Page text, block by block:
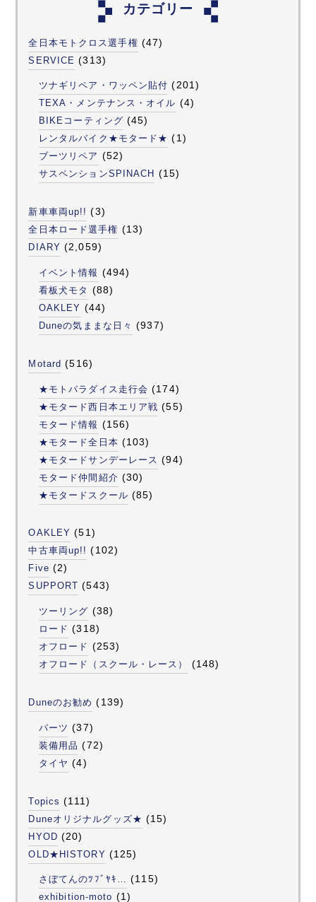
カテゴリー
全日本モトクロス選手権 (47)
SERVICE (313)
ツナギリペア・ワッペン貼付 (201)
TEXA・メンテナンス・オイル (4)
BIKEコーティング (45)
レンタルバイク★モタード★ (1)
ブーツリペア (52)
サスペンションSPINACH (15)
新車車両up!! (3)
全日本ロード選手権 (13)
DIARY (2,059)
イベント情報 (494)
看板犬モタ (88)
OAKLEY (44)
Duneの気ままな日々 (937)
Motard (516)
★モトパラダイス走行会 (174)
★モタード西日本エリア戦 (55)
モタード情報 (156)
★モタード全日本 (103)
★モタードサンデーレース (94)
モタード仲間紹介 (30)
★モタードスクール (85)
OAKLEY (51)
中古車両up!! (102)
Five (2)
SUPPORT (543)
ツーリング (38)
ロード (318)
オフロード (253)
オフロード（スクール・レース） (148)
Duneのお勧め (139)
パーツ (37)
装備用品 (72)
タイヤ (4)
Topics (111)
Duneオリジナルグッズ★ (15)
HYOD (20)
OLD★HISTORY (125)
さぼてんのﾂﾌﾞﾔｷ… (115)
exhibition-moto (1)